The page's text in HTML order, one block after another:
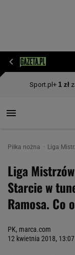
Piłka nożna Liga
Liga
Starcie w
Ramosa. Co
PK, marca.com
12 kwietnia 2018, 13:07